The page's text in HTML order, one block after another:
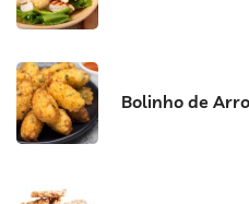
Bolinho de